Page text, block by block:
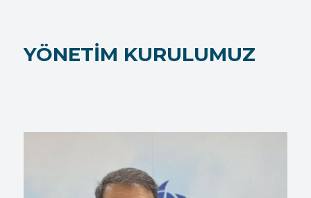
YÖNETİM KURULUMUZ